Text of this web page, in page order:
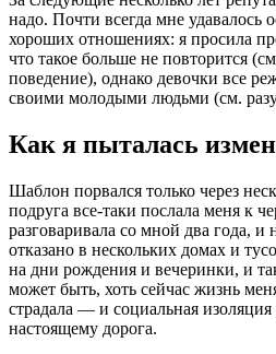
надо. Почти всегда мне удавалось
хороших отношениях: я просила
что такое больше не повторится
поведение), однако девочки все
своими молодыми людьми (см.
Как я пыталась
Шаблон порвался только через
подруга все-таки послала меня к
разговаривала со мной два года,
отказано в нескольких домах и
на дни рождения и вечеринки, и
может быть, хоть сейчас жизнь
страдала — и социальная
настоящему дорога.